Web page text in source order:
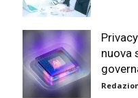
nuova